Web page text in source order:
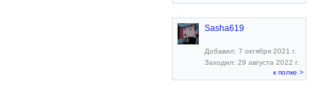
Sasha619
Добавил: 7 октября 2021 г.
Заходил: 29 августа 2022 г.
к полке >